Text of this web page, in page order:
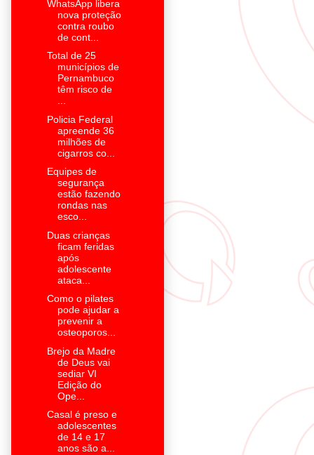
WhatsApp libera
nova proteção
contra roubo
de cont...
Total de 25
municípios de
Pernambuco
têm risco de
...
Policia Federal
apreende 36
milhões de
cigarros co...
Equipes de
segurança
estão fazendo
rondas nas
esco...
Duas crianças
ficam feridas
após
adolescente
ataca...
Como o pilates
pode ajudar a
prevenir a
osteoporos...
Brejo da Madre
de Deus vai
sediar VI
Edição do
Ope...
Casal é preso e
adolescentes
de 14 e 17
anos são a...